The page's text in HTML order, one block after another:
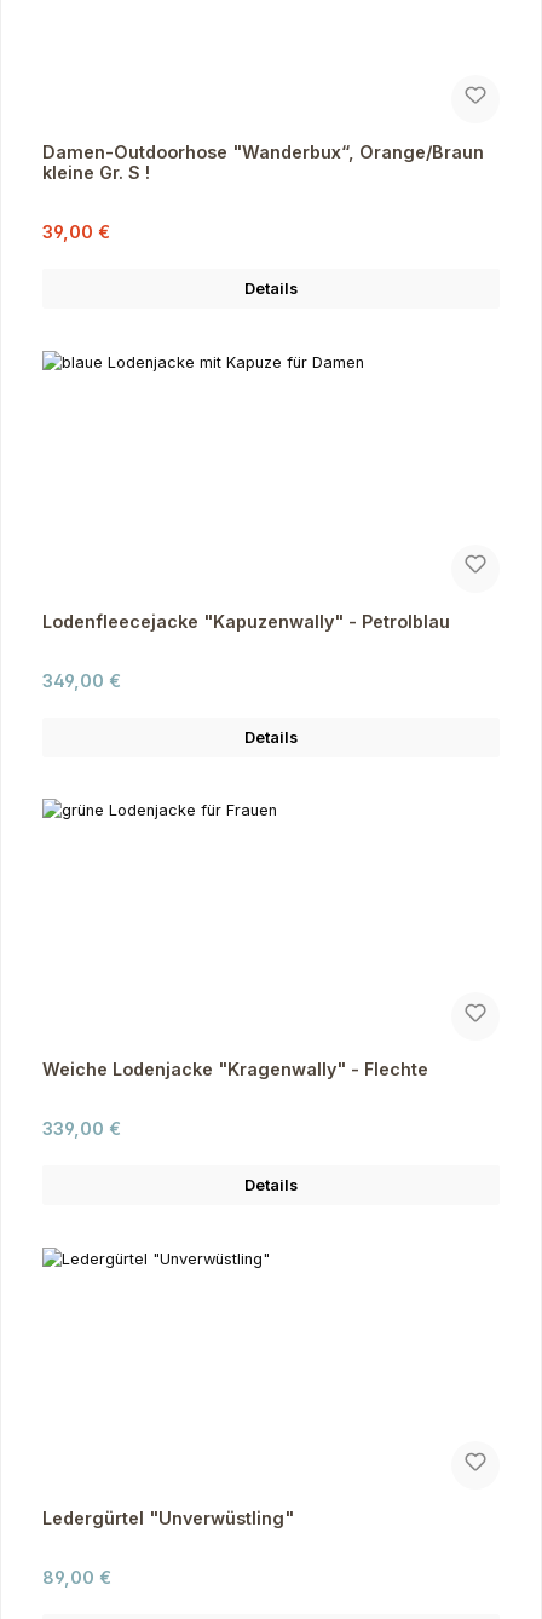
Damen-Outdoorhose "Wanderbux“, Orange/Braun
kleine Gr. S !
Verkaufspreis:
39,00 €
Details
Lodenfleecejacke "Kapuzenwally" - Petrolblau
Regulärer Preis:
349,00 €
Details
Weiche Lodenjacke "Kragenwally" - Flechte
Regulärer Preis:
339,00 €
Details
Ledergürtel "Unverwüstling"
Regulärer Preis:
89,00 €